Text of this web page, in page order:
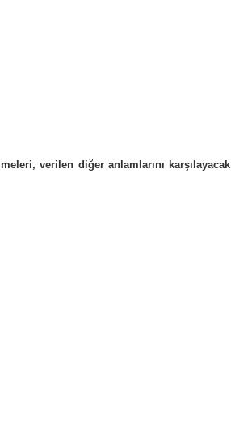
verilen diğer anlamlarını